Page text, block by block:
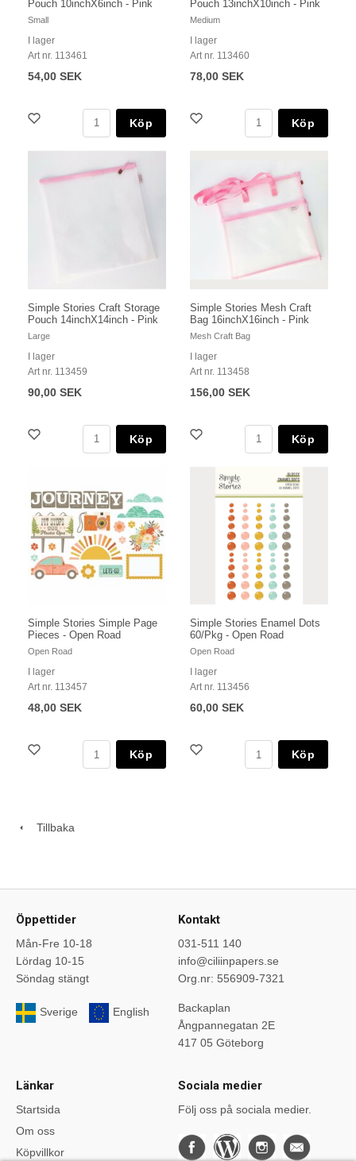
Pouch 10inchX6inch - Pink
Small
I lager
Art nr. 113461
54,00 SEK
Köp
Pouch 13inchX10inch - Pink
Medium
I lager
Art nr. 113460
78,00 SEK
Köp
Simple Stories Craft Storage
Pouch 14inchX14inch - Pink
Large
I lager
Art nr. 113459
90,00 SEK
Köp
Simple Stories Mesh Craft
Bag 16inchX16inch - Pink
Mesh Craft Bag
I lager
Art nr. 113458
156,00 SEK
Köp
Simple Stories Simple Page
Pieces - Open Road
Open Road
I lager
Art nr. 113457
48,00 SEK
Köp
Simple Stories Enamel Dots
60/Pkg - Open Road
Open Road
I lager
Art nr. 113456
60,00 SEK
Köp
Tillbaka
Öppettider
Mån-Fre 10-18
Lördag 10-15
Söndag stängt
Sverige English
Kontakt
031-511 140
info@ciliinpapers.se
Org.nr: 556909-7321
Backaplan
Ångpannegatan 2E
417 05 Göteborg
Länkar
Startsida
Om oss
Köpvillkor
Sociala medier
Följ oss på sociala medier.